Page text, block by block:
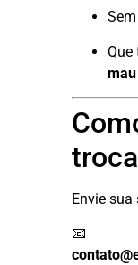
Sem
Que
Envie
📧